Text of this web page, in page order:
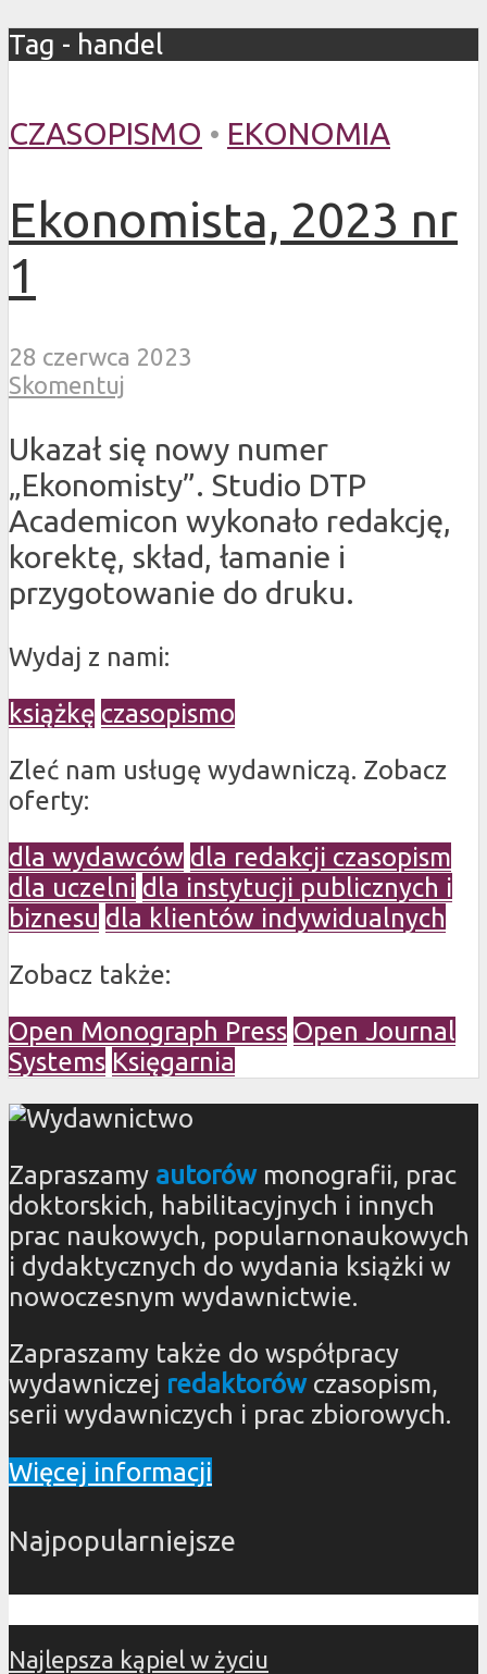
Tag - handel
CZASOPISMO • EKONOMIA
Ekonomista, 2023 nr
1
28 czerwca 2023
Skomentuj
Ukazał się nowy numer
„Ekonomisty”. Studio DTP
Academicon wykonało redakcję,
korektę, skład, łamanie i
przygotowanie do druku.
Wydaj z nami:
książkę czasopismo
Zleć nam usługę wydawniczą. Zobacz
oferty:
dla wydawców dla redakcji czasopism
dla uczelni dla instytucji publicznych i
biznesu dla klientów indywidualnych
Zobacz także:
Open Monograph Press Open Journal
Systems Księgarnia
Zapraszamy autorówmonografii, prac
doktorskich, habilitacyjnych i innych
prac naukowych, popularnonaukowych
i dydaktycznych do wydania książki w
nowoczesnym wydawnictwie.
Zapraszamy także do współpracy
wydawniczej redaktorówczasopism,
serii wydawniczych i prac zbiorowych.
Więcej informacji
Najpopularniejsze
Najlepsza kąpiel w życiu